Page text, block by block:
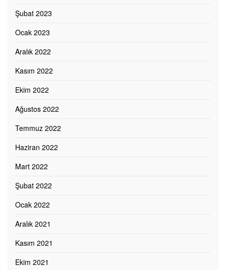
Şubat 2023
Ocak 2023
Aralık 2022
Kasım 2022
Ekim 2022
Ağustos 2022
Temmuz 2022
Haziran 2022
Mart 2022
Şubat 2022
Ocak 2022
Aralık 2021
Kasım 2021
Ekim 2021